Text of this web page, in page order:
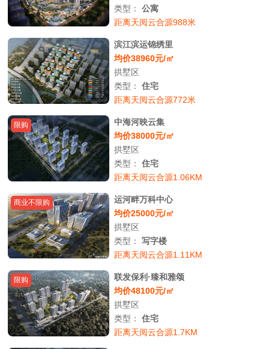
类型：公寓
距离天阅云合源988米
滨江滨运锦绣里
均价38960元/㎡
拱墅区
类型：住宅
距离天阅云合源772米
限购
中海河映云集
均价38000元/㎡
拱墅区
类型：住宅
距离天阅云合源1.06KM
商业不限购
运河畔万科中心
均价25000元/㎡
拱墅区
类型：写字楼
距离天阅云合源1.11KM
限购
联发保利·臻和雅颂
均价48100元/㎡
拱墅区
类型：住宅
距离天阅云合源1.7KM